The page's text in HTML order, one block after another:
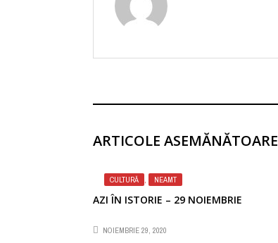
ARTICOLE ASEMĂNĂTOARE
CULTURĂ , NEAMT
AZI ÎN ISTORIE – 29 NOIEMBRIE
NOIEMBRIE 29, 2020